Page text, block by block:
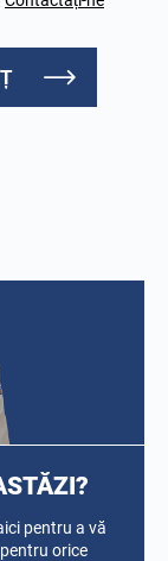
pentru a vă
orice